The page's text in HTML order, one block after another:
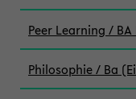
Peer Learning / BA
Philosophie / Ba